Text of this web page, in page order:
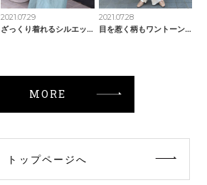
2021.07.29
ざっくり着れるシルエット
2021.07.28
目を惹く柄もワントーンで
MORE
トップページへ